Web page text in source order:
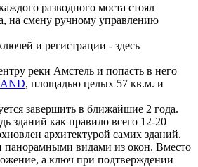
разводного моста стоял
на смену ручному управлению
и регистрации - здесь
реки Амстель и попасть в него
, площадью целых 57 кв.м. и
завершить в ближайшие 2 года.
зданий как правило всего 12-20
архитектурой самих зданий.
панорамными видами из окон. Вместо
а ключ при подтверждении